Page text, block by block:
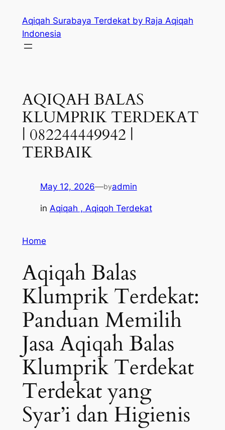
content
Aqiqah Surabaya Terdekat by Raja Aqiqah
Indonesia
AQIQAH BALAS
KLUMPRIK TERDEKAT
| 082244449942 |
TERBAIK
May 12, 2026—byadmin
in Aqiqah , Aqiqoh Terdekat
Home
Aqiqah Balas
Klumprik Terdekat:
Panduan Memilih
Jasa Aqiqah Balas
Klumprik Terdekat
Terdekat yang
Syar’i dan Higienis